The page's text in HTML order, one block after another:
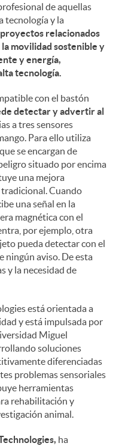
de aquellas
tecnología y la
proyectos relacionados
movilidad sostenible y
y energía,
tecnología.
con el bastón
detectar y advertir al
a tres sensores
Para ello utiliza
se encargan de
situado por encima
una mejora
Cuando
una señal en la
magnética con el
por ejemplo, otra
pueda detectar con el
ningún aviso. De esta
y la necesidad de
está orientada a
y está impulsada por
Miguel
soluciones
diferenciadas
problemas sensoriales
herramientas
rehabilitación y
animal.
ha